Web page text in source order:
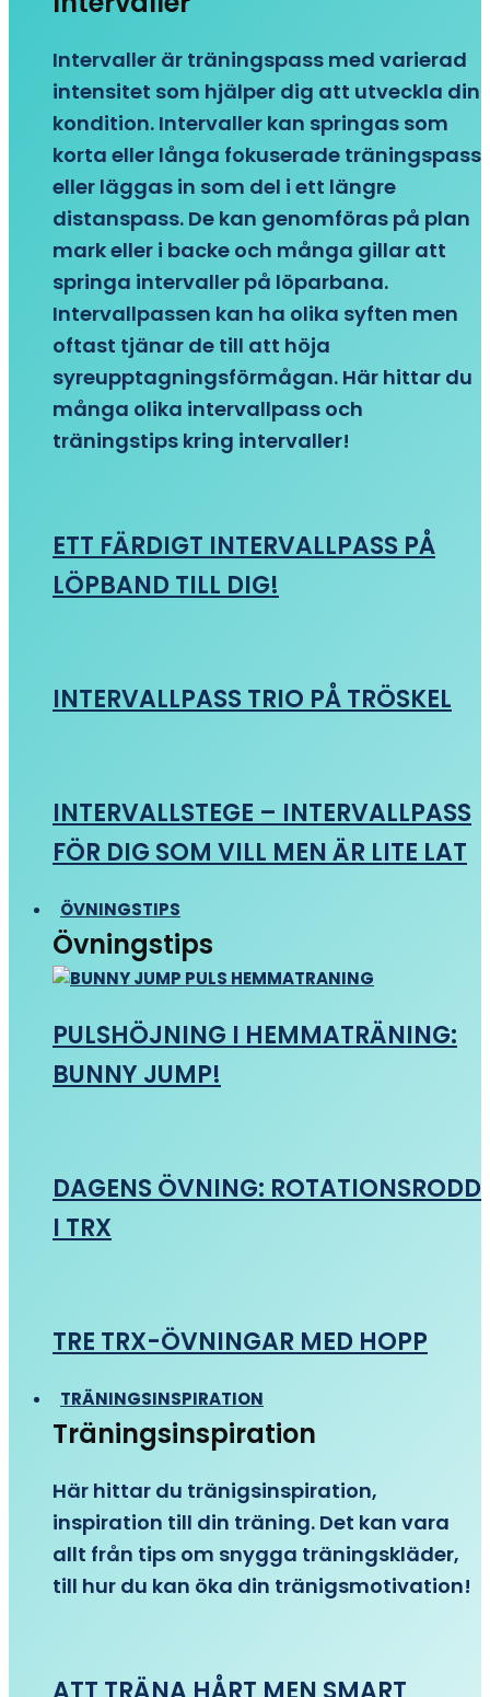
Intervaller är träningspass med varierad
intensitet som hjälper dig att utveckla din
kondition. Intervaller kan springas som
korta eller långa fokuserade träningspass
eller läggas in som del i ett längre
distanspass. De kan genomföras på plan
mark eller i backe och många gillar att
springa intervaller på löparbana.
Intervallpassen kan ha olika syften men
oftast tjänar de till att höja
syreupptagningsförmågan. Här hittar du
många olika intervallpass och
träningstips kring intervaller!
ETT FÄRDIGT INTERVALLPASS PÅ
LÖPBAND TILL DIG!
INTERVALLPASS TRIO PÅ TRÖSKEL
INTERVALLSTEGE – INTERVALLPASS
FÖR DIG SOM VILL MEN ÄR LITE LAT
ÖVNINGSTIPS
Övningstips
PULSHÖJNING I HEMMATRÄNING:
BUNNY JUMP!
DAGENS ÖVNING: ROTATIONSRODD
I TRX
TRE TRX-ÖVNINGAR MED HOPP
TRÄNINGSINSPIRATION
Träningsinspiration
Här hittar du tränigsinspiration,
inspiration till din träning. Det kan vara
allt från tips om snygga träningskläder,
till hur du kan öka din tränigsmotivation!